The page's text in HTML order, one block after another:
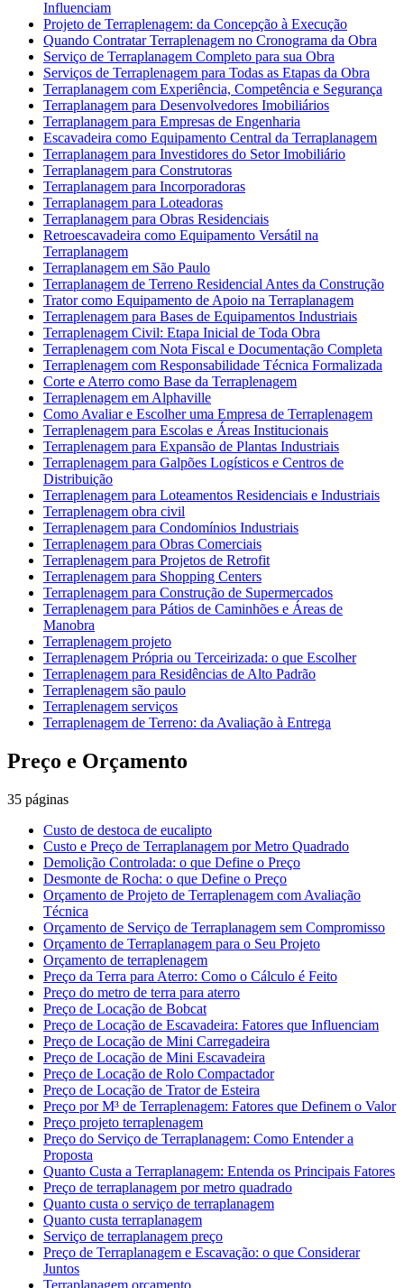
Influenciam
Projeto de Terraplenagem: da Concepção à Execução
Quando Contratar Terraplenagem no Cronograma da Obra
Serviço de Terraplanagem Completo para sua Obra
Serviços de Terraplenagem para Todas as Etapas da Obra
Terraplanagem com Experiência, Competência e Segurança
Terraplanagem para Desenvolvedores Imobiliários
Terraplanagem para Empresas de Engenharia
Escavadeira como Equipamento Central da Terraplanagem
Terraplanagem para Investidores do Setor Imobiliário
Terraplanagem para Construtoras
Terraplanagem para Incorporadoras
Terraplanagem para Loteadoras
Terraplanagem para Obras Residenciais
Retroescavadeira como Equipamento Versátil na
Terraplanagem
Terraplanagem em São Paulo
Terraplanagem de Terreno Residencial Antes da Construção
Trator como Equipamento de Apoio na Terraplanagem
Terraplenagem para Bases de Equipamentos Industriais
Terraplenagem Civil: Etapa Inicial de Toda Obra
Terraplenagem com Nota Fiscal e Documentação Completa
Terraplenagem com Responsabilidade Técnica Formalizada
Corte e Aterro como Base da Terraplenagem
Terraplenagem em Alphaville
Como Avaliar e Escolher uma Empresa de Terraplenagem
Terraplenagem para Escolas e Áreas Institucionais
Terraplenagem para Expansão de Plantas Industriais
Terraplenagem para Galpões Logísticos e Centros de
Distribuição
Terraplenagem para Loteamentos Residenciais e Industriais
Terraplenagem obra civil
Terraplenagem para Condomínios Industriais
Terraplenagem para Obras Comerciais
Terraplenagem para Projetos de Retrofit
Terraplenagem para Shopping Centers
Terraplenagem para Construção de Supermercados
Terraplenagem para Pátios de Caminhões e Áreas de
Manobra
Terraplenagem projeto
Terraplenagem Própria ou Terceirizada: o que Escolher
Terraplenagem para Residências de Alto Padrão
Terraplenagem são paulo
Terraplenagem serviços
Terraplenagem de Terreno: da Avaliação à Entrega
Preço e Orçamento
35 páginas
Custo de destoca de eucalipto
Custo e Preço de Terraplanagem por Metro Quadrado
Demolição Controlada: o que Define o Preço
Desmonte de Rocha: o que Define o Preço
Orçamento de Projeto de Terraplenagem com Avaliação
Técnica
Orçamento de Serviço de Terraplanagem sem Compromisso
Orçamento de Terraplanagem para o Seu Projeto
Orçamento de terraplenagem
Preço da Terra para Aterro: Como o Cálculo é Feito
Preço do metro de terra para aterro
Preço de Locação de Bobcat
Preço de Locação de Escavadeira: Fatores que Influenciam
Preço de Locação de Mini Carregadeira
Preço de Locação de Mini Escavadeira
Preço de Locação de Rolo Compactador
Preço de Locação de Trator de Esteira
Preço por M³ de Terraplenagem: Fatores que Definem o Valor
Preço projeto terraplenagem
Preço do Serviço de Terraplanagem: Como Entender a
Proposta
Quanto Custa a Terraplanagem: Entenda os Principais Fatores
Preço de terraplanagem por metro quadrado
Quanto custa o serviço de terraplanagem
Quanto custa terraplanagem
Serviço de terraplanagem preço
Preço de Terraplanagem e Escavação: o que Considerar
Juntos
Terraplanagem orçamento